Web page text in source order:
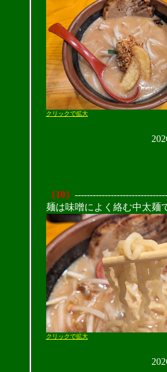
クリックで拡大
（10）
麺は味噌によく絡む中太麺
クリックで拡大